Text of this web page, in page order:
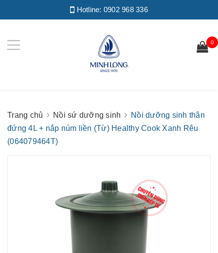
Hotline: 0902 968 336
0
Trang chủ Nồi sứ dưỡng sinh
Nồi dưỡng sinh thân
đứng 4L + nắp núm liền (Từ) Healthy Cook Xanh Rêu
(064079464T)